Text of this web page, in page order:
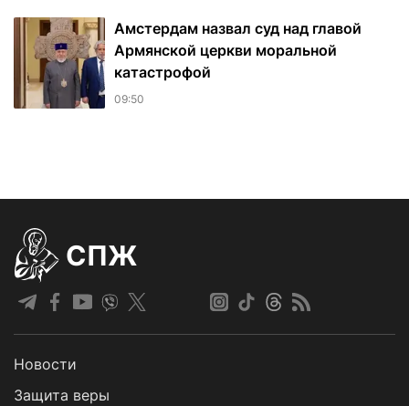
Амстердам назвал суд над главой
Армянской церкви моральной
катастрофой
09:50
СПЖ
Новости
Защита веры